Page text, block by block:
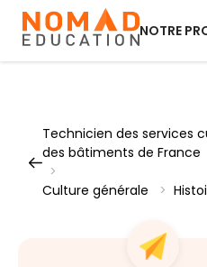
NOTRE
Technicien des services
des bâtiments de France
>
Culture générale
>